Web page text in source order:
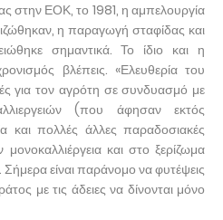
στην ΕΟΚ, το 1981, η αμπελουργία
η παραγωγή σταφίδας και
σημαντικά. Το ίδιο και η
βλέπεις. «Ελευθερία του
για τον αγρότη σε συνδυασμό με
(που άφησαν εκτός
και πολλές άλλες παραδοσιακές
και στο ξερίζωμα
είναι παράνομο να φυτέψεις
με τις άδειες να δίνονται μόνο